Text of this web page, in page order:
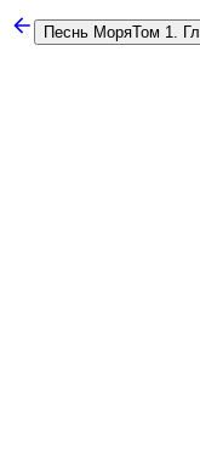
Песнь МоряТом 1.